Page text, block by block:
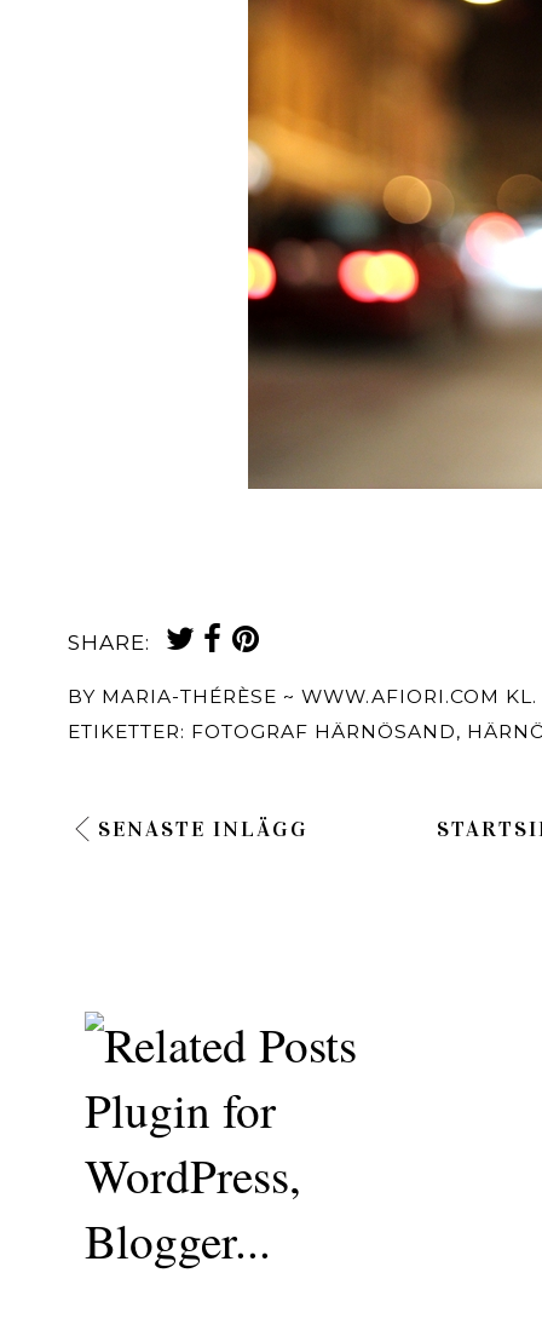
SHARE:
BY MARIA-THÉRÈSE ~ WWW.AFIORI.COM KL.
ETIKETTER: FOTOGRAF HÄRNÖSAND,
SENASTE INLÄGG